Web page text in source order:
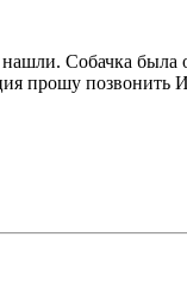
Собачка
прошу